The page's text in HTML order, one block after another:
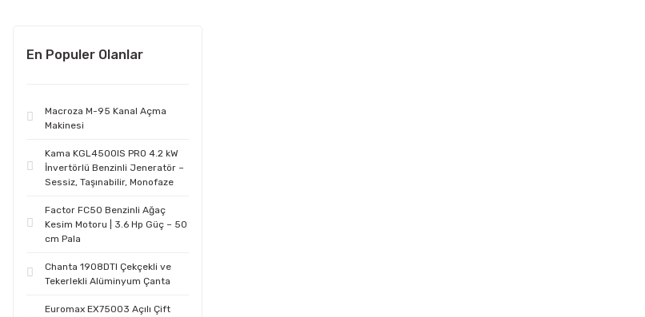
En Populer Olanlar
Macroza M-95 Kanal Açma
Makinesi
Kama KGL4500IS PRO 4.2 kW
İnvertörlü Benzinli Jeneratör –
Sessiz, Taşınabilir, Monofaze
Factor FC50 Benzinli Ağaç
Kesim Motoru | 3.6 Hp Güç – 50
cm Pala
Chanta 1908DTI Çekçekli ve
Tekerlekli Alüminyum Çanta
Euromax EX75003 Açılı Çift